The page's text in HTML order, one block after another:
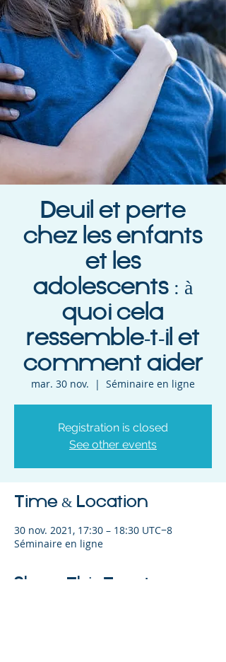
Deuil et perte
chez les enfants
et les
adolescents : à
quoi cela
ressemble-t-il et
comment aider
mar. 30 nov.
  |
Séminaire en ligne
Registration is closed
See other events
Time & Location
30 nov. 2021, 17:30 – 18:30 UTC−8
Séminaire en ligne
Share This Event